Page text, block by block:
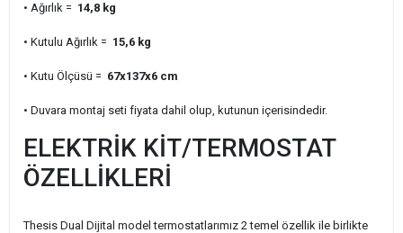
• Ağırlık = 14,8 kg
• Kutulu Ağırlık = 15,6 kg
• Kutu Ölçüsü = 67x137x6 cm
• Duvara montaj seti fiyata dahil olup, kutunun içerisindedir.
ELEKTRİK KİT/TERMOSTAT
ÖZELLİKLERİ
Thesis Dual Dijital model termostatlarımız 2 temel özellik ile birlikte